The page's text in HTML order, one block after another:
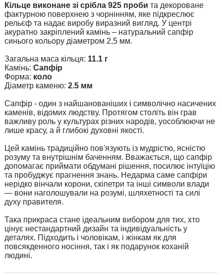
Кільце виконане зі срібла 925 проби та декороване
фактурною поверхнею з чорнінням, яке підкреслює
рельєф та надає виробу виразний вигляд. У центрі
акуратно закріплений камінь – натуральний сапфір
синього кольору діаметром 2,5 мм.
Загальна маса кільця: 11.1 г
Камінь: Сапфір
Форма: коло
Діаметр каменю: 2.5 мм
Сапфір - один з найшанованіших і символічно насичених
каменів, відомих людству. Протягом століть він грав
важливу роль у культурах різних народів, уособлюючи не
лише красу, а й глибокі духовні якості.
Цей камінь традиційно пов'язують із мудрістю, ясністю
розуму та внутрішнім баченням. Вважається, що сапфір
допомагає приймати обдумані рішення, посилює інтуїцію
та пробуджує прагнення знань. Недарма саме сапфіри
нерідко вінчали корони, скіпетри та інші символи влади
— вони наголошували на розумі, шляхетності та силі
духу правителя.
Така прикраса стане ідеальним вибором для тих, хто
цінує нестандартний дизайн та індивідуальність у
деталях. Підходить і чоловікам, і жінкам як для
повсякденного носіння, так і як подарунок коханій
людині.